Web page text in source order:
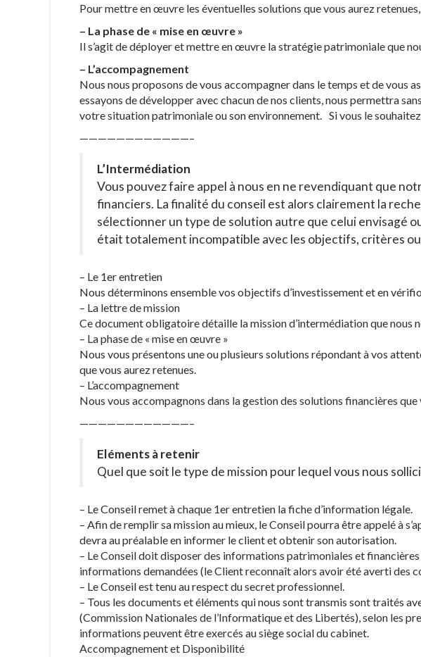
Pour mettre en œuvre les éventuelles solutions que vous aurez
– La phase de « mise en œuvre »
Il s’agit de déployer et mettre en œuvre la stratégie patrimoniale que
– L’accompagnement
Nous nous proposons de vous accompagner dans le temps et de vous
essayons de développer avec chacun de nos clients, nous permettra
votre situation patrimoniale ou son environnement. Si vous le
————————————–
L’Intermédiation
Vous pouvez faire appel à nous en ne revendiquant que
financiers. La finalité du conseil est alors clairement la
sélectionner un type de solution autre que celui envisagé
était totalement incompatible avec les objectifs, critères
– Le 1er entretien
Nous déterminons ensemble vos objectifs d’investissement et en
– La lettre de mission
Ce document obligatoire détaille la mission d’intermédiation que nous
– La phase de « mise en œuvre »
Nous vous présentons une ou plusieurs solutions répondant à vos
que vous aurez retenues.
– L’accompagnement
Nous vous accompagnons dans la gestion des solutions financières que
————————————–
Eléments à retenir
Quel que soit le type de mission pour lequel vous nous
– Le Conseil remet à chaque 1er entretien la fiche d’information légale.
– Afin de remplir sa mission au mieux, le Conseil pourra être appelé à
devra au préalable en informer le client et obtenir son autorisation.
– Le Conseil doit disposer des informations patrimoniales et
informations demandées (le Client reconnaît alors avoir été averti des
– Le Conseil est tenu au respect du secret professionnel.
– Tous les documents et éléments qui nous sont transmis sont traités
(Commission Nationales de l’Informatique et des Libertés), selon les
informations peuvent être exercés au siège social du cabinet.
Accompagnement et Disponibilité